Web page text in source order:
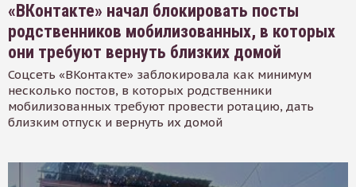
«ВКонтакте» начал блокировать посты
родственников мобилизованных, в которых
они требуют вернуть близких домой
Соцсеть «ВКонтакте» заблокировала как минимум
несколько постов, в которых родственники
мобилизованных требуют провести ротацию, дать
близким отпуск и вернуть их домой